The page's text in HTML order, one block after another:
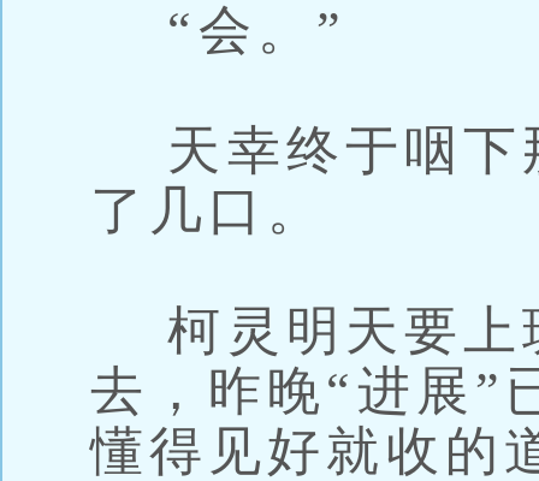
“会。”
天幸终于咽下
了几口。
柯灵明天要上
去，昨晚“进展”
懂得见好就收的